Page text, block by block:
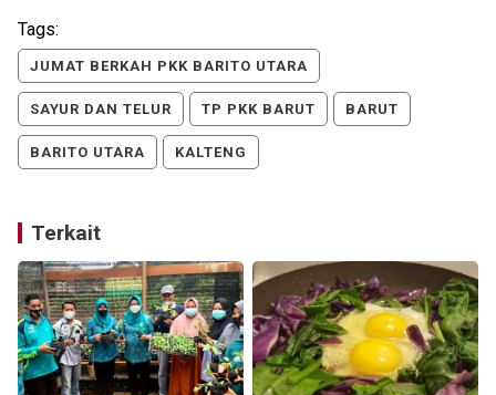
Tags:
JUMAT BERKAH PKK BARITO UTARA
SAYUR DAN TELUR TP PKK BARUT BARUT
BARITO UTARA KALTENG
Terkait